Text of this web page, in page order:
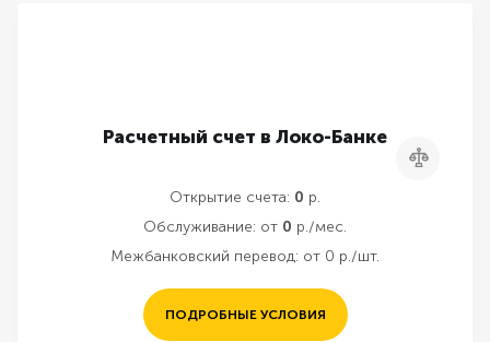
Расчетный счет в Локо-Банке
Сравнить
Открытие счета: 0 р.
Обслуживание: от 0 р./мес.
Межбанковский перевод: от 0 р./шт.
ПОДРОБНЫЕ УСЛОВИЯ